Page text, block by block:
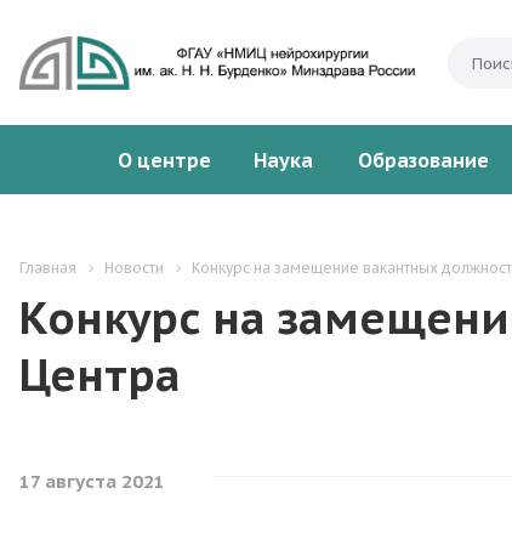
О центре Наука Образование
Главная Новости Конкурс на замещение вакантных
Конкурс на
Центра
17 августа 2021